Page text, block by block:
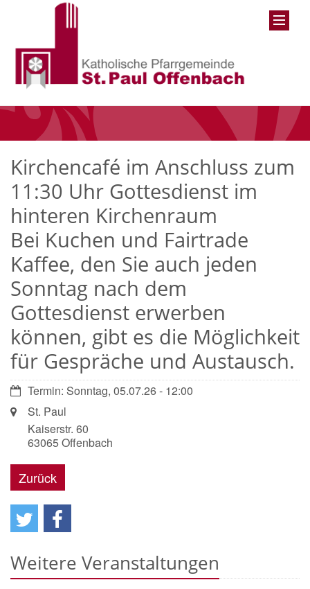
Kirchencafé im Anschluss zum
11:30 Uhr Gottesdienst im
hinteren Kirchenraum
Bei Kuchen und Fairtrade
Kaffee, den Sie auch jeden
Sonntag nach dem
Gottesdienst erwerben
können, gibt es die Möglichkeit
für Gespräche und Austausch.
Datum:Termin: Sonntag, 05.07.26 - 12:00
Ort: St. Paul
Kaiserstr. 60
63065Offenbach
Zurück
Weitere Veranstaltungen